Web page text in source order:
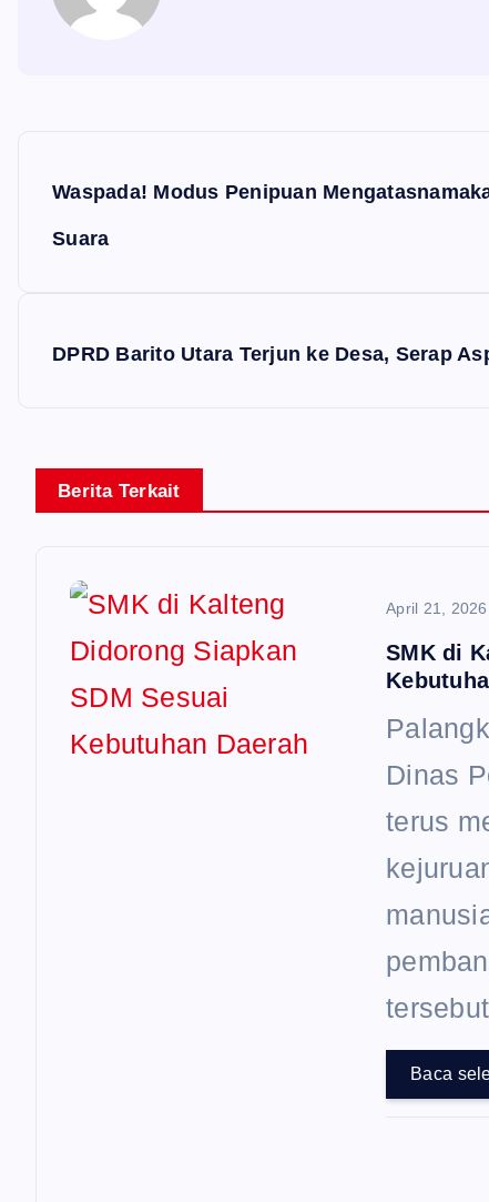
p
Waspada! Modus Penipuan
Suara
DPRD Barito Utara Terjun ke Desa, Serap
Berita Terkait
April 21, 2026
SMK di
Dinas
terus
Baca